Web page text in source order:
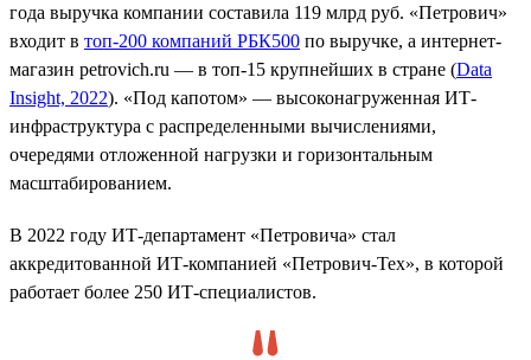
года выручка компании составила 119 млрд руб. «Петрович»
входит в топ-200 компаний РБК500 по выручке, а интернет-
магазин petrovich.ru — в топ-15 крупнейших в стране (Data
Insight, 2022). «Под капотом» — высоконагруженная ИТ-
инфраструктура с распределенными вычислениями,
очередями отложенной нагрузки и горизонтальным
масштабированием.
В 2022 году ИТ-департамент «Петровича» стал
аккредитованной ИТ-компанией «Петрович-Тех», в которой
работает более 250 ИТ-специалистов.